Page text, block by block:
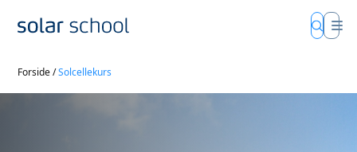
Forside/Solcellekurs